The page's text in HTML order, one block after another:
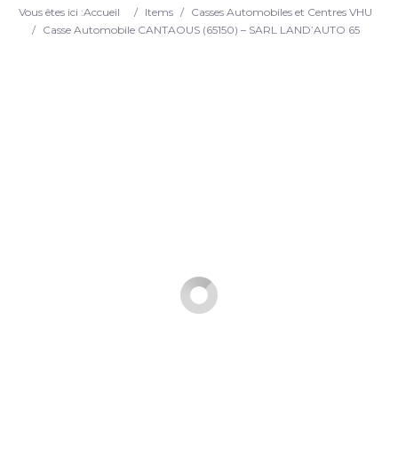
Search
Vous êtes ici :Accueil / Items / Casses Automobiles et Centres VHU
/
Casse Automobile CANTAOUS (65150) – SARL LAND’AUTO 65